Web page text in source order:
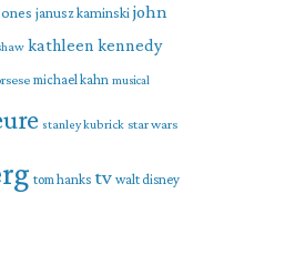
janusz kaminski john
kathleen kennedy
michael kahn musical
stanley kubrick star wars
tom hanks tv walt disney